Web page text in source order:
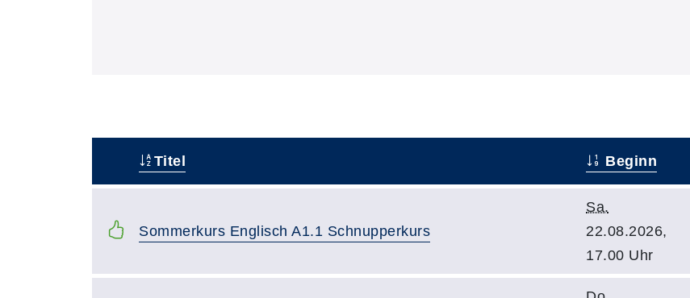
Titel Beginn
Sommerkurs Englisch A1.1 Schnupperkurs
Sa.
22.08.2026,
17.00 Uhr